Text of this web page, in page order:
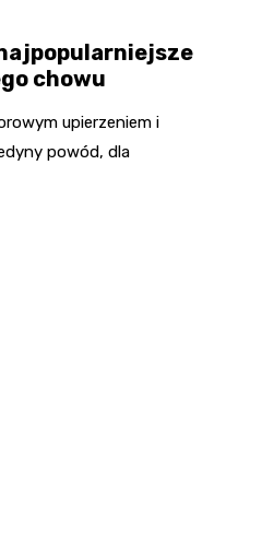
chowu
upierzeniem i
powód, dla